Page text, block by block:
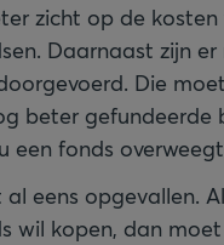
zicht op de kosten
Daarnaast zijn er
Die
beter gefundeerde
een fonds
eens opgevallen.
wil kopen, dan